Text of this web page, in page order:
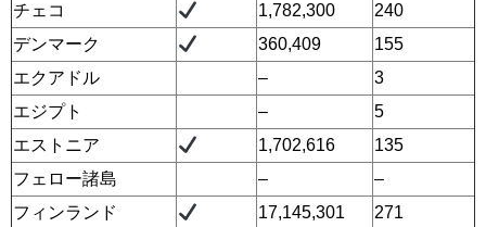
チェコ
1,782,300
240
デンマーク
360,409
155
エクアドル
–
3
エジプト
–
5
エストニア
1,702,616
135
フェロー諸島
–
–
フィンランド
17,145,301
271